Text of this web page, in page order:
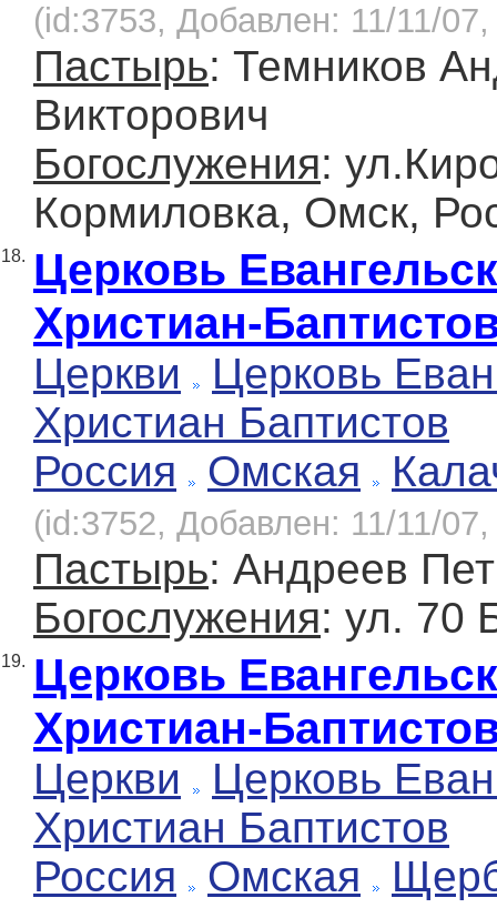
(id:3753, Добавлен: 11/11/
Пастырь: Темников
Викторович
Богослужения:
Кормиловка, Омск,
18. Церковь
Христиан-
Церкви
Церковь
Христиан Баптистов
Россия
Омская
(id:3752, Добавлен: 11/11/
Пастырь: Андреев
Богослужения: ул. 70
19. Церковь
Христиан-
Церкви
Церковь
Христиан Баптистов
Россия
Омская